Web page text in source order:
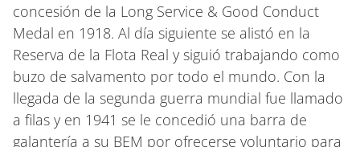
concesión de la Long Service & Good Conduct
Medal en 1918. Al día siguiente se alistó en la
Reserva de la Flota Real y siguió trabajando como
buzo de salvamento por todo el mundo. Con la
llegada de la segunda guerra mundial fue llamado
a filas y en 1941 se le concedió una barra de
galantería a su BEM por ofrecerse voluntario para